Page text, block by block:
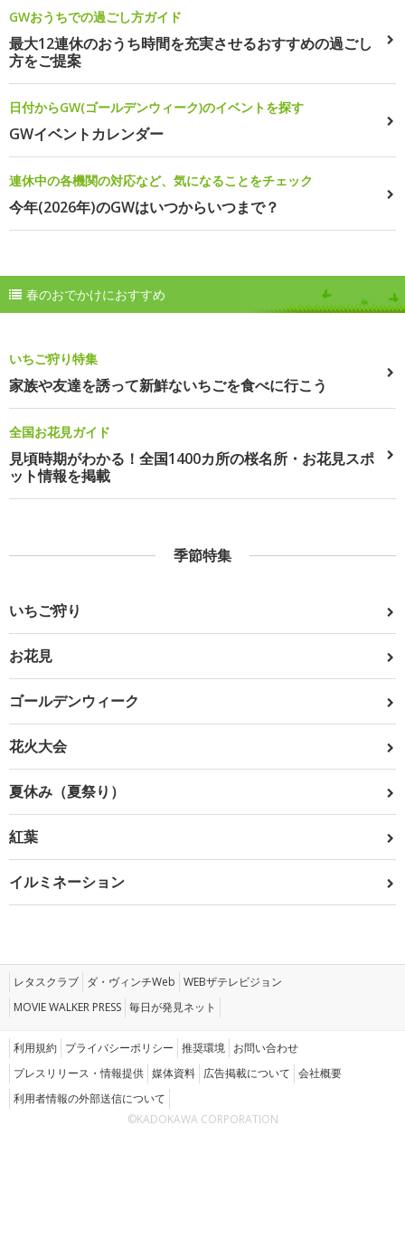
GWおうちでの過ごし方ガイド
最大12連休のおうち時間を充実させるおすすめの過ごし
方をご提案
日付からGW(ゴールデンウィーク)のイベントを探す
GWイベントカレンダー
連休中の各機関の対応など、気になることをチェック
今年(2026年)のGWはいつからいつまで？
春のおでかけにおすすめ
いちご狩り特集
家族や友達を誘って新鮮ないちごを食べに行こう
全国お花見ガイド
見頃時期がわかる！全国1400カ所の桜名所・お花見スポ
ット情報を掲載
季節特集
いちご狩り
お花見
ゴールデンウィーク
花火大会
夏休み（夏祭り）
紅葉
イルミネーション
レタスクラブ ダ・ヴィンチWeb WEBザテレビジョン
MOVIE WALKER PRESS 毎日が発見ネット
利用規約 プライバシーポリシー 推奨環境 お問い合わせ
プレスリリース・情報提供 媒体資料 広告掲載について 会社概要
利用者情報の外部送信について
©KADOKAWA CORPORATION